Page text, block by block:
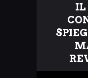
IL